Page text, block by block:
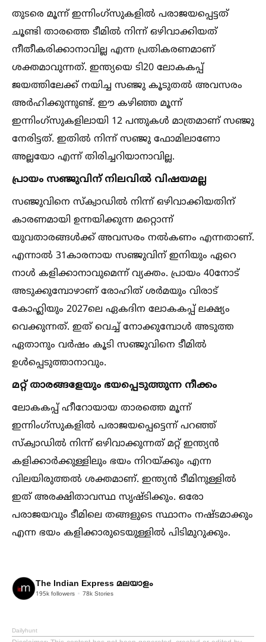
തുടരെ മൂന്ന് ഇന്നിംഗ്സുകളില്‍ പരാജയപ്പെട്ടത്
ചൂണ്ടി താരത്തെ ടീമില്‍ നിന്ന് ഒഴിവാക്കിയത്
നീതീകരിക്കാനാവില്ല എന്ന പ്രതികരണമാണ്
ശക്തമാവുന്നത്. ഇന്ത്യയെ ടി20 ലോകകപ്പ്
ജയത്തിലേക്ക് നയിച്ച സഞ്ജു കൂടുതല്‍ അവസരം
അർഹിക്കുന്നുണ്ട്. ഈ കഴിഞ്ഞ മൂന്ന്
ഇന്നിംഗ്സുകളിലായി 12 പന്തുകള്‍ മാത്രമാണ് സഞ്ജു
നേരിട്ടത്. ഇതില്‍ നിന്ന് സഞ്ജു ഫോമിലാണോ
അല്ലയോ എന്ന് തിരിച്ചറിയാനാവില്ല.
പ്രായം സഞ്ജുവിന് നിലവില്‍ വിഷയമല്ല
സഞ്ജുവിനെ സ്ക്വാഡില്‍ നിന്ന് ഒഴിവാക്കിയതിന്
കാരണമായി ഉന്നയിക്കുന്ന മറ്റൊന്ന്
യുവതാരങ്ങള്‍ക്ക് അവസരം നല്‍കണം എന്നതാണ്.
എന്നാല്‍ 31കാരനായ സഞ്ജുവിന് ഇനിയും ഏറെ
നാള്‍ കളിക്കാനാവുമെന്ന് വ്യക്തം. പ്രായം 40നോട്
അടുക്കുമ്പോഴാണ് രോഹിത് ശർമയും വിരാട്
കോഹ്ലിയും 2027ലെ ഏകദിന ലോകകപ്പ് ലക്ഷ്യം
വെക്കുന്നത്. ഇത് വെച്ച്‌ നോക്കുമ്പോള്‍ അടുത്ത
ഏതാനും വർഷം കൂടി സഞ്ജുവിനെ ടീമില്‍
ഉള്‍പ്പെടുത്താനാവും.
മറ്റ് താരങ്ങളേയും ഭയപ്പെടുത്തുന്ന നീക്കം
ലോകകപ്പ് ഹീറോയായ താരത്തെ മൂന്ന്
ഇന്നിംഗ്സുകളില്‍ പരാജയപ്പെട്ടെന്ന് പറഞ്ഞ്
സ്ക്വാഡില്‍ നിന്ന് ഒഴിവാക്കുന്നത് മറ്റ് ഇന്ത്യൻ
കളിക്കാർക്കുള്ളിലും ഭയം നിറയ്ക്കും എന്ന
വിലയിരുത്തല്‍ ശക്തമാണ്. ഇന്ത്യൻ ടീമിനുള്ളില്‍
ഇത് അരക്ഷിതാവസ്ഥ സൃഷ്ടിക്കും. ഒരോ
പരാജയവും ടീമിലെ തങ്ങളുടെ സ്ഥാനം നഷ്ടമാക്കും
എന്ന ഭയം കളിക്കാരുടെയുള്ളില്‍ പിടിമുറുക്കും.
The Indian Express മലയാളം
195k followers 78k Stories
Dailyhunt